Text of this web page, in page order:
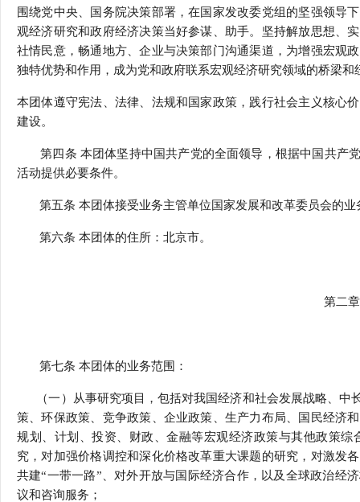
围绕党中央、国务院决策部署，在国家发改委党组的坚强领导
观经济研究和政府经济决策当好参谋、助手。坚持解放思想、
社情民意，畅通地方、企业与决策部门沟通渠道，为增强宏观
独特优势和作用，成为党和政府联系宏观经济研究领域的桥梁和
本团体遵守宪法、法律、法规和国家政策，践行社会主义核心
建设。
第四条 本团体坚持中国共产党的全面领导，根据中国共产
活动提供必要条件。
第五条 本团体接受业务主管单位国家发展和改革委员会的业
第六条 本团体的住所：北京市。
第二
第七条 本团体的业务范围：
（一）从事研究项目，包括对我国经济和社会发展战略、中
策、环保政策、竞争政策、企业政策、生产力布局、国民经济
规划、计划、投资、财政、金融等宏观经济政策与其他政策
究，对加强价格调控和深化价格改革重大课题的研究，对激发
共建“一带一路”、对外开放与国际经济合作，以及全球政治经
议和咨询服务；